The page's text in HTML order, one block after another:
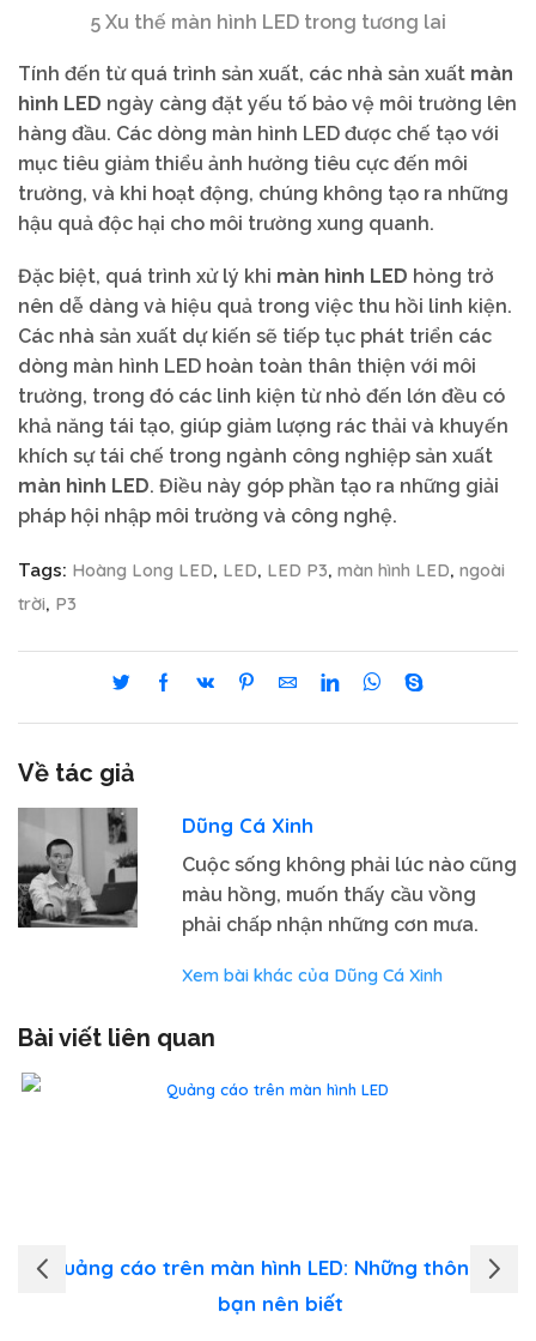
5 Xu thế màn hình LED trong tương lai
Tính đến từ quá trình sản xuất, các nhà sản xuất màn
hình LED ngày càng đặt yếu tố bảo vệ môi trường lên
hàng đầu. Các dòng màn hình LED được chế tạo với
mục tiêu giảm thiểu ảnh hưởng tiêu cực đến môi
trường, và khi hoạt động, chúng không tạo ra những
hậu quả độc hại cho môi trường xung quanh.
Đặc biệt, quá trình xử lý khi màn hình LED hỏng trở
nên dễ dàng và hiệu quả trong việc thu hồi linh kiện.
Các nhà sản xuất dự kiến sẽ tiếp tục phát triển các
dòng màn hình LED hoàn toàn thân thiện với môi
trường, trong đó các linh kiện từ nhỏ đến lớn đều có
khả năng tái tạo, giúp giảm lượng rác thải và khuyến
khích sự tái chế trong ngành công nghiệp sản xuất
màn hình LED. Điều này góp phần tạo ra những giải
pháp hội nhập môi trường và công nghệ.
Tags: Hoàng Long LED, LED, LED P3, màn hình LED, ngoài
trời, P3
Về tác giả
Dũng Cá Xinh
Cuộc sống không phải lúc nào cũng
màu hồng, muốn thấy cầu vồng
phải chấp nhận những cơn mưa.
Xem bài khác của Dũng Cá Xinh
Bài viết liên quan
Quảng cáo trên màn hình LED: Những thông tin
bạn nên biết